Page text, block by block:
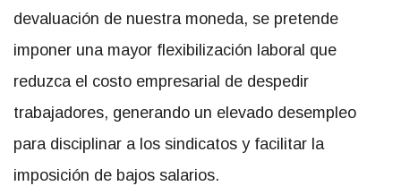
devaluación de nuestra moneda, se pretende
imponer una mayor flexibilización laboral que
reduzca el costo empresarial de despedir
trabajadores, generando un elevado desempleo
para disciplinar a los sindicatos y facilitar la
imposición de bajos salarios.